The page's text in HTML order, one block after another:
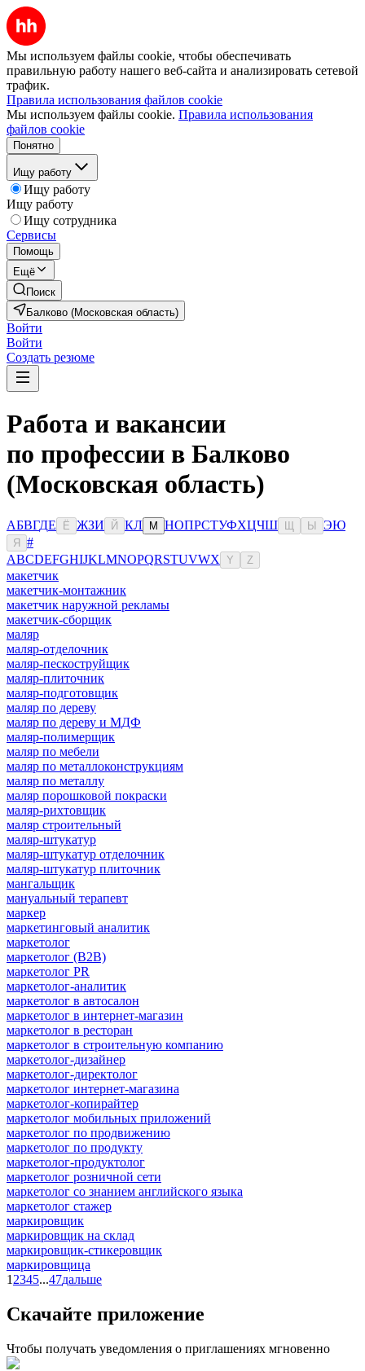
Мы используем файлы cookie, чтобы обеспечивать
правильную работу нашего веб-сайта и анализировать сетевой
трафик.
Правила использования файлов cookie
Мы используем файлы cookie. Правила использования
файлов cookie
Понятно
Ищу работу
Ищу работу
Ищу работу
Ищу сотрудника
Сервисы
Помощь
Ещё
Поиск
Балково (Московская область)
Войти
Войти
Создать резюме
Работа и вакансии
по профессии в Балково
(Московская область)
АБВГДЕ Ё ЖЗИ Й КЛ М НОПРСТУФХЦЧШ Ы ЭЮ
Я
#
ABCDEFGHIJKLMNOPQRSTUVWX Y Z
макетчик
макетчик-монтажник
макетчик наружной рекламы
макетчик-сборщик
маляр
маляр-отделочник
маляр-пескоструйщик
маляр-плиточник
маляр-подготовщик
маляр по дереву
маляр по дереву и МДФ
маляр-полимерщик
маляр по мебели
маляр по металлоконструкциям
маляр по металлу
маляр порошковой покраски
маляр-рихтовщик
маляр строительный
маляр-штукатур
маляр-штукатур отделочник
маляр-штукатур плиточник
мангальщик
мануальный терапевт
маркер
маркетинговый аналитик
маркетолог
маркетолог (B2B)
маркетолог PR
маркетолог-аналитик
маркетолог в автосалон
маркетолог в интернет-магазин
маркетолог в ресторан
маркетолог в строительную компанию
маркетолог-дизайнер
маркетолог-директолог
маркетолог интернет-магазина
маркетолог-копирайтер
маркетолог мобильных приложений
маркетолог по продвижению
маркетолог по продукту
маркетолог-продуктолог
маркетолог розничной сети
маркетолог со знанием английского языка
маркетолог стажер
маркировщик
маркировщик на склад
маркировщик-стикеровщик
маркировщица
1 2345...47дальше
Скачайте приложение
Чтобы получать уведомления о приглашениях мгновенно